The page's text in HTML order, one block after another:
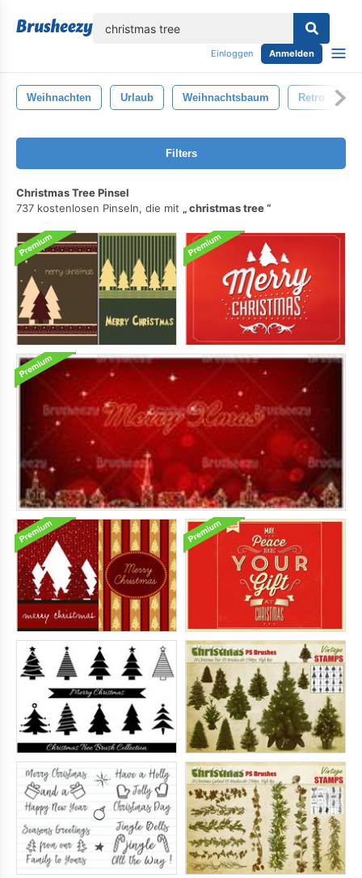
Einloggen Anmelden
Weihnachten Urlaub Weihnachtsbaum Retro
Filters
Christmas Tree Pinsel
737 kostenlosen Pinseln, die mit
christmas tree